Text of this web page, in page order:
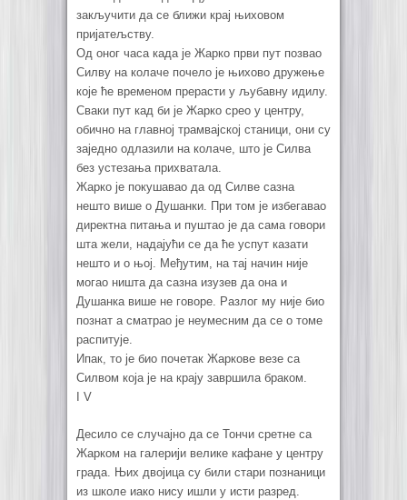
закључити да се ближи крај њиховом
пријатељству.
Од оног часа када је Жарко први пут позвао
Силву на колаче почело је њихово дружење
које ће временом прерасти у љубавну идилу.
Сваки пут кад би је Жарко срео у центру,
обично на главној трамвајској станици, они су
заједно одлазили на колаче, што је Силва
без устезања прихватала.
Жарко је покушавао да од Силве сазна
нешто више о Душанки. При том је избегавао
директна питања и пуштао је да сама говори
шта жели, надајући се да ће успут казати
нешто и о њој. Међутим, на тај начин није
могао ништа да сазна изузев да она и
Душанка више не говоре. Разлог му није био
познат а сматрао је неумесним да се о томе
распитује.
Ипак, то је био почетак Жаркове везе са
Силвом која је на крају завршила браком.
I V
Десило се случајно да се Тончи сретне са
Жарком на галерији велике кафане у центру
града. Њих двојица су били стари познаници
из школе иако нису ишли у исти разред.